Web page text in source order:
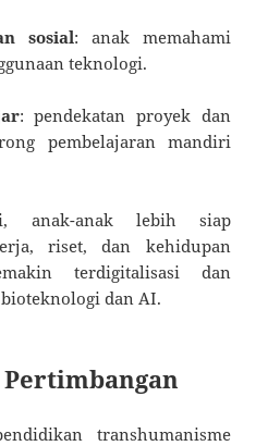
sosial: anak memahami
teknologi.
: pendekatan proyek dan
pembelajaran mandiri
anak-anak lebih siap
riset, dan kehidupan
terdigitalisasi dan
dan AI.
transhumanisme